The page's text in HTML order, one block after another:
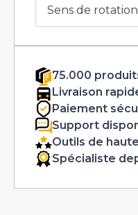
Sens de rotation
75.000
Livraison
Paiement
Support
Outils de
Spécialiste